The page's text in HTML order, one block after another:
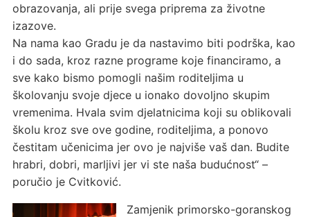
obrazovanja, ali prije svega priprema za životne
izazove.
Na nama kao Gradu je da nastavimo biti podrška, kao
i do sada, kroz razne programe koje financiramo, a
sve kako bismo pomogli našim roditeljima u
školovanju svoje djece u ionako dovoljno skupim
vremenima. Hvala svim djelatnicima koji su oblikovali
školu kroz sve ove godine, roditeljima, a ponovo
čestitam učenicima jer ovo je najviše vaš dan. Budite
hrabri, dobri, marljivi jer vi ste naša budućnost“ –
poručio je Cvitković.
Zamjenik primorsko-goranskog